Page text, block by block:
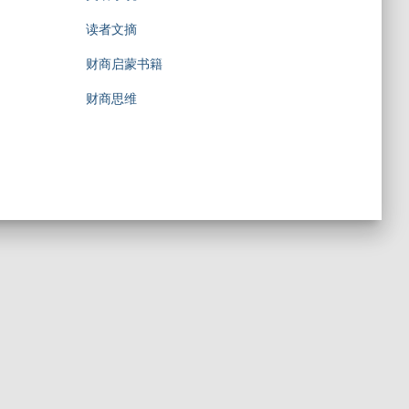
读者文摘
财商启蒙书籍
财商思维